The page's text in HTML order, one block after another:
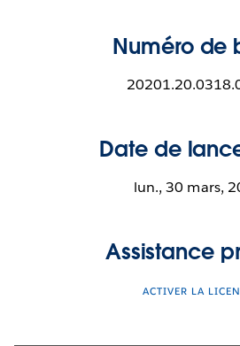
Numéro de
Date de
lun., 30 mars,
Assistance
ACTIVER LA